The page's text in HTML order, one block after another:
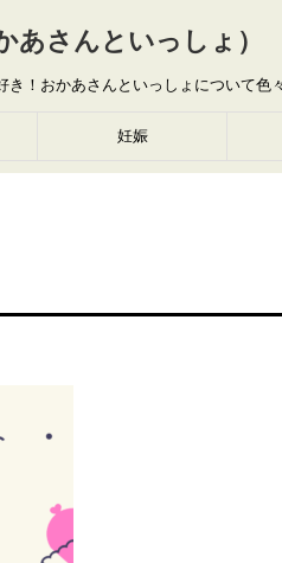
あさんといっしょ）
！おかあさんといっしょについて
妊娠